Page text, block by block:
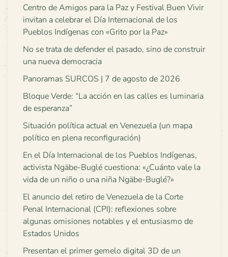
Centro de Amigos para la Paz y Festival Buen Vivir
invitan a celebrar el Día Internacional de los
Pueblos Indígenas con «Grito por la Paz»
No se trata de defender el pasado, sino de construir
una nueva democracia
Panoramas SURCOS | 7 de agosto de 2026
Bloque Verde: “La acción en las calles es luminaria
de esperanza”
Situación política actual en Venezuela (un mapa
político en plena reconfiguración)
En el Día Internacional de los Pueblos Indígenas,
activista Ngäbe-Buglé cuestiona: «¿Cuánto vale la
vida de un niño o una niña Ngäbe-Buglé?»
El anuncio del retiro de Venezuela de la Corte
Penal Internacional (CPI): reflexiones sobre
algunas omisiones notables y el entusiasmo de
Estados Unidos
Presentan el primer gemelo digital 3D de un